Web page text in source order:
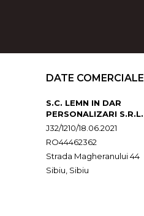
DATE COMERCIALE
S.C. LEMN IN DAR
PERSONALIZARI S.R.L.
J32/1210/18.06.2021
RO44462362
Strada Magheranului 44
Sibiu, Sibiu